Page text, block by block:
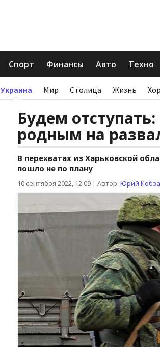
Спорт Финансы Авто Техно
Украина Мир Столица Жизнь
Будем
родным на
В перехватах из Харьковской
пошло не по плану
10 сентября 2022, 12:09 | Автор: Юрий